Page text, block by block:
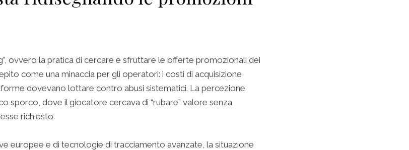
ovvero la pratica di cercare e sfruttare le offerte promozionali dei
come una minaccia per gli operatori: i costi di acquisizione
dovevano lottare contro abusi sistematici. La percezione
sporco, dove il giocatore cercava di “rubare” valore senza
richiesto.
europee e di tecnologie di tracciamento avanzate, la situazione